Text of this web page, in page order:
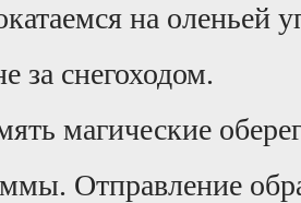
на оленьей
за снегоходом.
магические
Отправление